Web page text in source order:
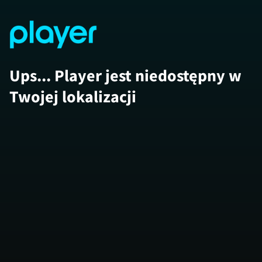
Ups... Player jest niedostępny w
Twojej lokalizacji